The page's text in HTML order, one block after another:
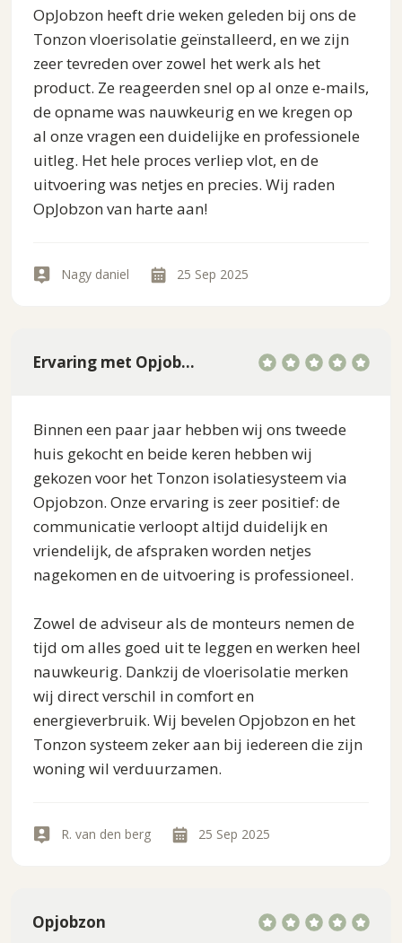
OpJobzon heeft drie weken geleden bij ons de
Tonzon vloerisolatie geïnstalleerd, en we zijn
zeer tevreden over zowel het werk als het
product. Ze reageerden snel op al onze e-mails,
de opname was nauwkeurig en we kregen op
al onze vragen een duidelijke en professionele
uitleg. Het hele proces verliep vlot, en de
uitvoering was netjes en precies. Wij raden
OpJobzon van harte aan!
Nagy daniel 25 Sep 2025
Ervaring met Opjobzon
Binnen een paar jaar hebben wij ons tweede
huis gekocht en beide keren hebben wij
gekozen voor het Tonzon isolatiesysteem via
Opjobzon. Onze ervaring is zeer positief: de
communicatie verloopt altijd duidelijk en
vriendelijk, de afspraken worden netjes
nagekomen en de uitvoering is professioneel.
Zowel de adviseur als de monteurs nemen de
tijd om alles goed uit te leggen en werken heel
nauwkeurig. Dankzij de vloerisolatie merken
wij direct verschil in comfort en
energieverbruik. Wij bevelen Opjobzon en het
Tonzon systeem zeker aan bij iedereen die zijn
woning wil verduurzamen.
R. van den berg 25 Sep 2025
Opjobzon